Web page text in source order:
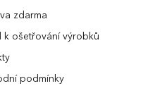
zdarma
k ošetřování výrobků
podmínky